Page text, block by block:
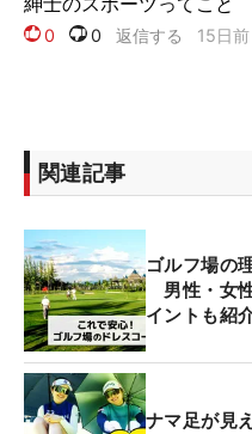
関連記事
ゴルフ場の
男性・女
イントも紹
ナマ足が見